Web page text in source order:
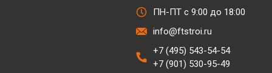
ПН-ПТ с 9:00 до 18:00
info@ftstroi.ru
+7 (495) 543-54-54
+7 (901) 530-95-49